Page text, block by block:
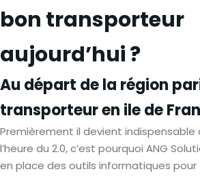
bon transporteur
aujourd’hui ?
Au départ de la région
transporteur en ile de
Premièrement il devient indispensable
l’heure du 2.0, c’est pourquoi ANG
en place des outils informatiques pour